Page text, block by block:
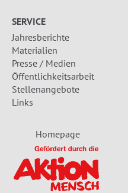
SERVICE
Jahresberichte
Materialien
Presse / Medien
Öffentlichkeitsarbeit
Stellenangebote
Links
Homepage